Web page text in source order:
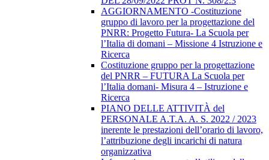
AGGIORNAMENTO -Costituzione
gruppo di lavoro per la progettazione del
PNRR: Progetto Futura- La Scuola per
l’Italia di domani – Missione 4 Istruzione e
Ricerca
Costituzione gruppo per la progettazione
del PNRR – FUTURA La Scuola per
l’Italia domani- Misura 4 – Istruzione e
Ricerca
PIANO DELLE ATTIVITÀ del
PERSONALE A.T.A. A. S. 2022 / 2023
inerente le prestazioni dell’orario di lavoro,
l’attribuzione degli incarichi di natura
organizzativa